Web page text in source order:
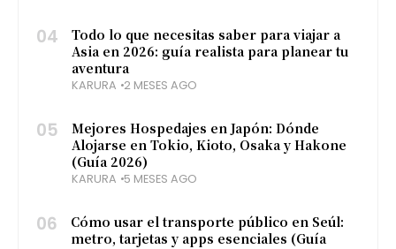
04
Todo lo que necesitas saber para viajar a
Asia en 2026: guía realista para planear tu
aventura
KARURA 2 MESES AGO
05
Mejores Hospedajes en Japón: Dónde
Alojarse en Tokio, Kioto, Osaka y Hakone
(Guía 2026)
KARURA 5 MESES AGO
06
Cómo usar el transporte público en Seúl:
metro, tarjetas y apps esenciales (Guía